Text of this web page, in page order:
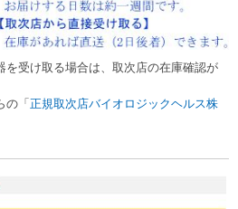
を受け取る場合は、取次店の在庫確認が
「正規取次店バイオロジックヘルス株